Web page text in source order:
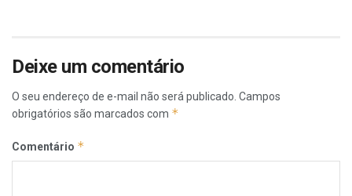
Deixe um comentário
O seu endereço de e-mail não será publicado. Campos
obrigatórios são marcados com *
Comentário *